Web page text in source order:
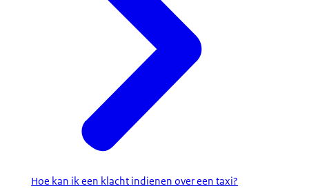
Hoe kan ik een klacht indienen over een taxi?